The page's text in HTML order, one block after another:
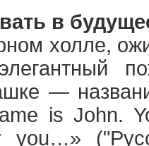
в
холле,
—
is John.
you…»